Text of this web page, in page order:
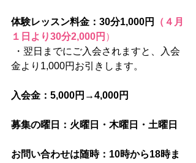
体験レッスン料金：30分1,000円
（４月
１日より30分2,000円 ）
金より1,000円お引きします。
入会金：5,000円→4,000円
募集の曜日：火曜日・木曜日・土曜日
お問い合わせは随時：10時から18時ま